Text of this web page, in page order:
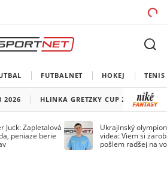
FUTBALNET HOKEJ TENIS
2026 HLINKA GRETZKY CUP 2026
Juck: Zapletalová
peniaze berie
Ukrajinský
videa: Viem si
pošlem radšej na